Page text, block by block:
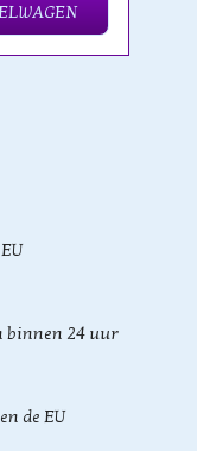
binnen 24 uur
de EU